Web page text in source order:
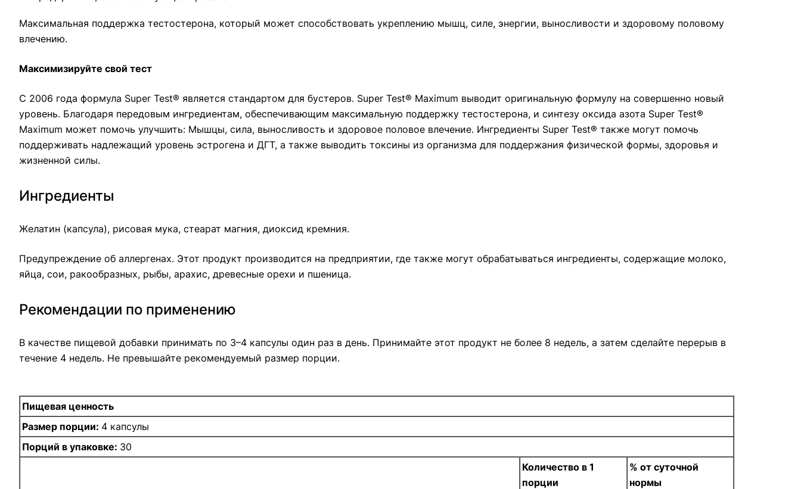
Максимальная поддержка тестостерона, который может способствовать укреплению мышц, силе, энергии, выносливости и здоровому половому
влечению.
Максимизируйте свой тест
С 2006 года формула Super Test® является стандартом для бустеров. Super Test® Maximum выводит оригинальную формулу на совершенно новый
уровень. Благодаря передовым ингредиентам, обеспечивающим максимальную поддержку тестостерона, и синтезу оксида азота Super Test®
Maximum может помочь улучшить: Мышцы, сила, выносливость и здоровое половое влечение. Ингредиенты Super Test® также могут помочь
поддерживать надлежащий уровень эстрогена и ДГТ, а также выводить токсины из организма для поддержания физической формы, здоровья и
жизненной силы.
Ингредиенты
Желатин (капсула), рисовая мука, стеарат магния, диоксид кремния.
Предупреждение об аллергенах. Этот продукт производится на предприятии, где также могут обрабатываться ингредиенты, содержащие молоко,
яйца, сои, ракообразных, рыбы, арахис, древесные орехи и пшеница.
Рекомендации по применению
В качестве пищевой добавки принимать по 3–4 капсулы один раз в день. Принимайте этот продукт не более 8 недель, а затем сделайте перерыв в
течение 4 недель. Не превышайте рекомендуемый размер порции.
Пищевая ценность
Размер порции: 4 капсулы
Порций в упаковке: 30
Количество в 1
порции
% от суточной
нормы